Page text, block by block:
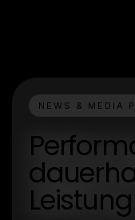
NEWS & MEDIA
Leistung